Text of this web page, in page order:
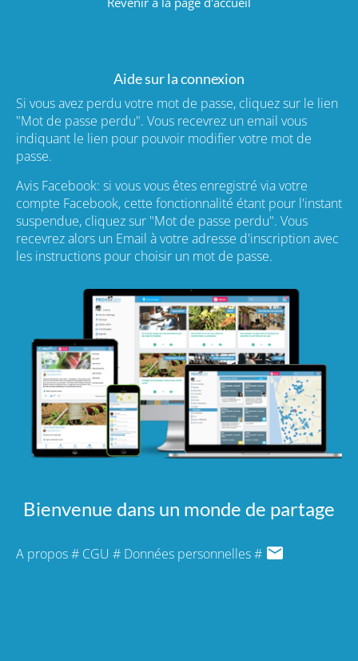
Aide sur la connexion
Si vous avez perdu votre mot de passe, cliquez sur le lien
"Mot de passe perdu". Vous recevrez un email vous
indiquant le lien pour pouvoir modifier votre mot de
passe.
Avis Facebook: si vous vous êtes enregistré via votre
compte Facebook, cette fonctionnalité étant pour l'instant
suspendue, cliquez sur "Mot de passe perdu". Vous
recevrez alors un Email à votre adresse d'inscription avec
les instructions pour choisir un mot de passe.
Bienvenue dans un monde de partage
A propos# CGU # Données personnelles#